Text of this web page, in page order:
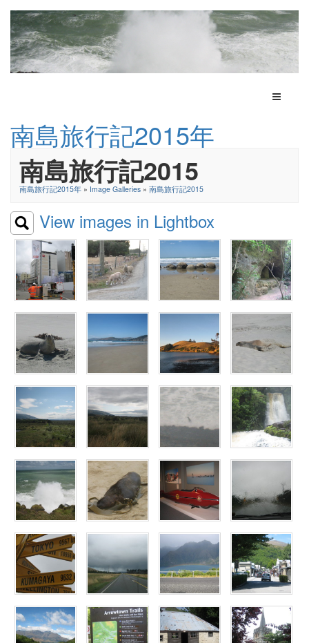
Toggle
南島旅行記2015年
南島旅行記2015
南島旅行記2015年 » Image Galleries » 南島旅行記2015
View images in Lightbox